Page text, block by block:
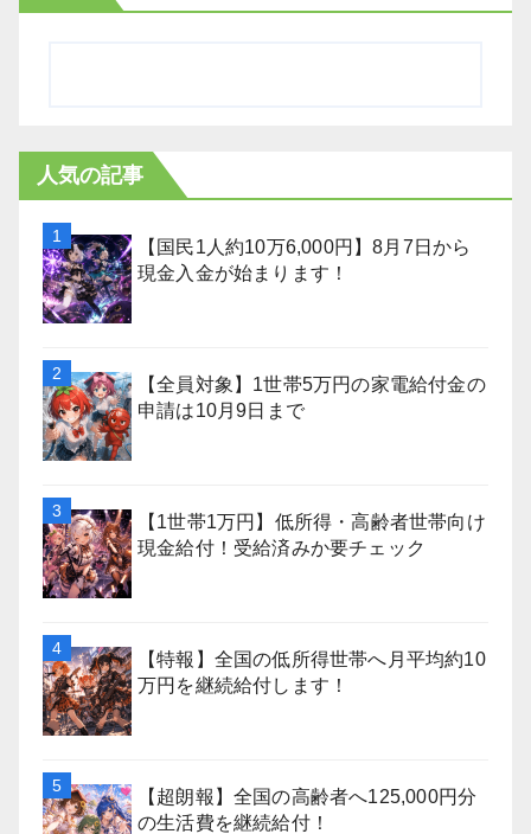
人気の記事
【国民1人約10万6,000円】8月7日から
現金入金が始まります！
【全員対象】1世帯5万円の家電給付金の
申請は10月9日まで
【1世帯1万円】低所得・高齢者世帯向け
現金給付！受給済みか要チェック
【特報】全国の低所得世帯へ月平均約10
万円を継続給付します！
【超朗報】全国の高齢者へ125,000円分
の生活費を継続給付！